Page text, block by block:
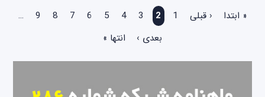
صفحه‌ها
« ابتدا ‹ قبلی 1
2
3
4
5
6
7
8
9
…
بعدی ›
انتها »